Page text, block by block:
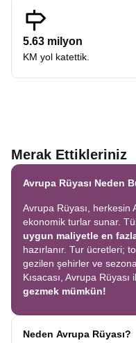
5.63 milyon
KM yol katettik.
Merak Ettikleriniz
Avrupa Rüyası Neden
Avrupa Rüyası, herkesin
ekonomik turlar sunar.
uygun maliyetle en
hazırlanır. Tur ücretleri;
gezilen şehirler ve
Kısacası, Avrupa Rüyası
gezmek mümkün!
Neden Avrupa Rüyası?